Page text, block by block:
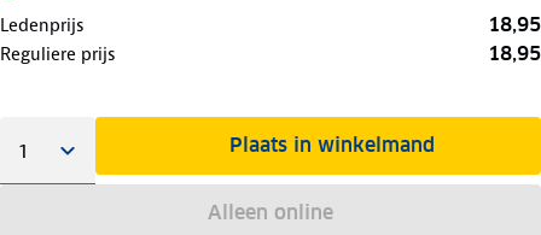
Ledenprijs 18,95
Reguliere prijs 18,95
Plaats in winkelmand
Alleen online